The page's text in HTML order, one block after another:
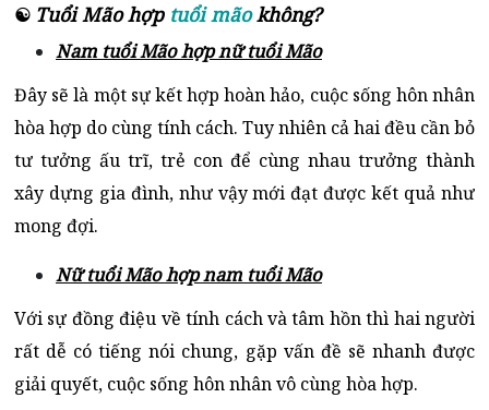
☯ Tuổi Mão hợp tuổi mãokhông?
Nam tuổi Mão hợp nữ tuổi Mão
Đây sẽ là một sự kết hợp hoàn hảo, cuộc sống hôn nhân
hòa hợp do cùng tính cách. Tuy nhiên cả hai đều cần bỏ
tư tưởng ấu trĩ, trẻ con để cùng nhau trưởng thành
xây dựng gia đình, như vậy mới đạt được kết quả như
mong đợi.
Nữ tuổi Mão hợp nam tuổi Mão
Với sự đồng điệu về tính cách và tâm hồn thì hai người
rất dễ có tiếng nói chung, gặp vấn đề sẽ nhanh được
giải quyết, cuộc sống hôn nhân vô cùng hòa hợp.